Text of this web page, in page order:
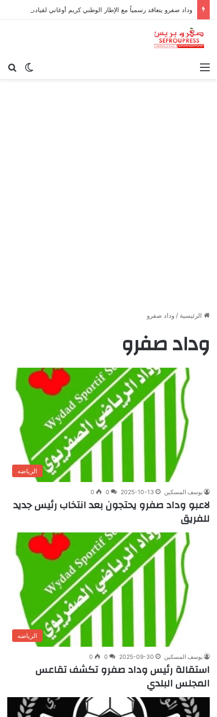
الوضع القائمة
الرئيسية / وداد صفرو
وداد صفرو
الرياضه
يوسف المسكين 2025-10-13
0
0
لاعبو وداد صفرو يحتجون بعد انتخاب رئيس جديد
للفريق
الرياضه
يوسف المسكين 2025-09-30
0
0
استقالة رئيس وداد صفرو تكشف تقاعس
المجلس البلدي